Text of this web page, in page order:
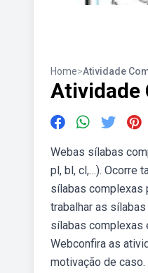
Home>Atividade
Atividade
Webas sílabas
pl, bl, cl,…). Ocorre
sílabas complexas
trabalhar as
sílabas complexas
Webconfira as
motivação de